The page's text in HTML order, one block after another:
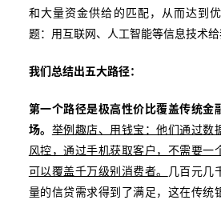
和大量资金供给的匹配，从而达到
题：用互联网、人工智能等信息技术给
我们总结出五大路径：
第一个路径是极高性价比覆盖传统金
场。 举例趣店、用钱宝：他们通过数
风控，通过手机获取客户，不需要一
可以覆盖千万级别消费者。 几百元几
量的信贷需求得到了满足，这在传统